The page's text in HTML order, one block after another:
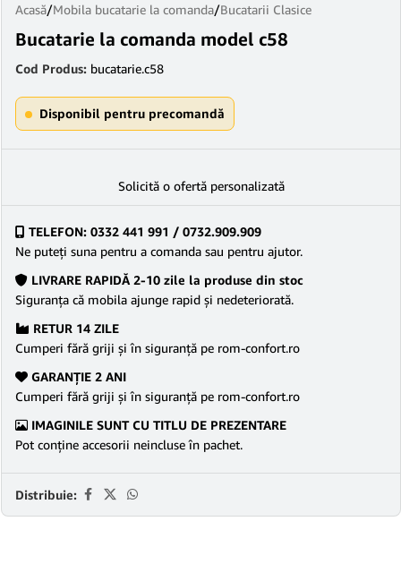
Acasă/Mobila bucatarie la comanda/Bucatarii Clasice
Bucatarie la comanda model c58
Cod Produs: bucatarie.c58
Disponibil pentru precomandă
Solicită o ofertă personalizată
TELEFON: 0332 441 991 / 0732.909.909
Ne puteţi suna pentru a comanda sau pentru ajutor.
LIVRARE RAPIDĂ 2-10 zile la produse din stoc
Siguranţa că mobila ajunge rapid şi nedeteriorată.
RETUR 14 ZILE
Cumperi fără griji şi în siguranţă pe rom-confort.ro
GARANŢIE 2 ANI
Cumperi fără griji şi în siguranţă pe rom-confort.ro
IMAGINILE SUNT CU TITLU DE PREZENTARE
Pot conține accesorii neincluse în pachet.
Distribuie: